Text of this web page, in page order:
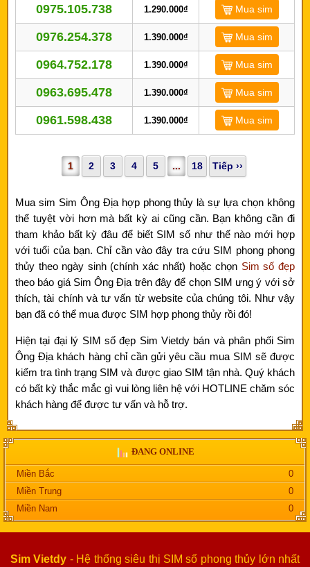
0975.105.738 1.290.000₫ Mua sim
0976.254.378 1.390.000₫ Mua sim
0964.752.178 1.390.000₫ Mua sim
0963.695.478 1.390.000₫ Mua sim
0961.598.438 1.390.000₫ Mua sim
1 2 3 4 5 ... 18 Tiếp ››
Mua sim Sim Ông Địa hợp phong thủy là sự lựa chọn không
thể tuyệt vời hơn mà bất kỳ ai cũng cần. Bạn không cần đi
tham khảo bất kỳ đâu để biết SIM số như thế nào mới hợp
với tuổi của bạn. Chỉ cần vào đây tra cứu SIM phong phong
thủy theo ngày sinh (chính xác nhất) hoặc chọn Sim số đẹp
theo báo giá Sim Ông Địa trên đây để chọn SIM ưng ý với sở
thích, tài chính và tư vấn từ website của chúng tôi. Như vậy
bạn đã có thể mua được SIM hợp phong thủy rồi đó!
Hiện tại đại lý SIM số đẹp Sim Vietdy bán và phân phối Sim
Ông Địa khách hàng chỉ cần gửi yêu cầu mua SIM sẽ được
kiểm tra tình trạng SIM và được giao SIM tận nhà. Quý khách
có bất kỳ thắc mắc gì vui lòng liên hệ với HOTLINE chăm sóc
khách hàng để được tư vấn và hỗ trợ.
ĐANG ONLINE
Miền Bắc
0
Miền Trung
0
Miền Nam
0
Sim Vietdy - Hệ thống siêu thị SIM số phong thủy lớn nhất